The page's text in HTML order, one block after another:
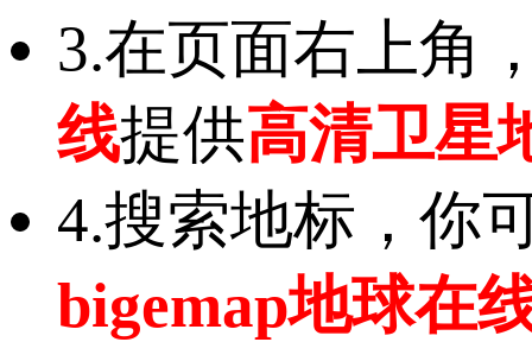
3.在页面右上角
线提供高清卫星
4.搜索地标，你
bigemap地球在